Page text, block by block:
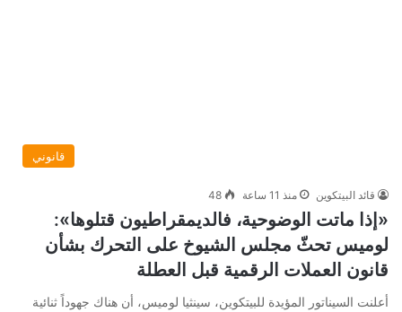
قانوني
قائد البيتكوين منذ 11 ساعة 48
«إذا ماتت الوضوحية، فالديمقراطيون قتلوها»:
لوميس تحثّ مجلس الشيوخ على التحرك بشأن
قانون العملات الرقمية قبل العطلة
أعلنت السيناتور المؤيدة للبيتكوين، سينثيا لوميس، أن هناك جهوداً ثنائية